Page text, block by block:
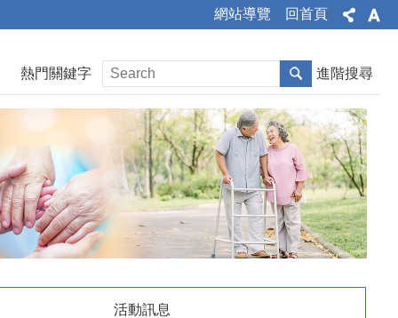
網站導覽 回首頁
熱門關鍵字 進階搜尋
活動訊息